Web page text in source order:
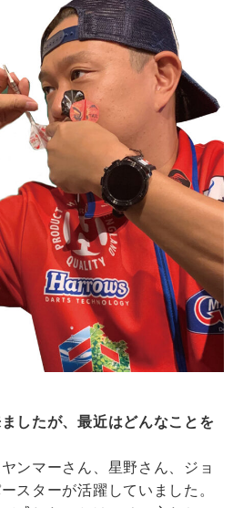
したが、最近はどんなことを
ンマーさん、星野さん、ジョ
スターが活躍していました。